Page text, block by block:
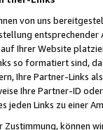
von uns
Ihrer Website
so formatiert sind,
Ihre Partner-Links
Ihre Partner-ID
jeden Links zu einer
können